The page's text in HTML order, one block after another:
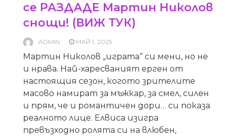
се РАЗДАДЕ Мартин Николов
снощи! (ВИЖ ТУК)
ADMIN МАЙ 1, 2025
Мартин Николов „играта“ си мени, но не
и нрава. Най-харесваният ерген от
настоящия сезон, когото зрителите
масово намират за мъжкар, за смел, силен
и прям, че и романтичен дори… си показа
реалното лице. Елвиса изигра
превъзходно ролята си на влюбен,